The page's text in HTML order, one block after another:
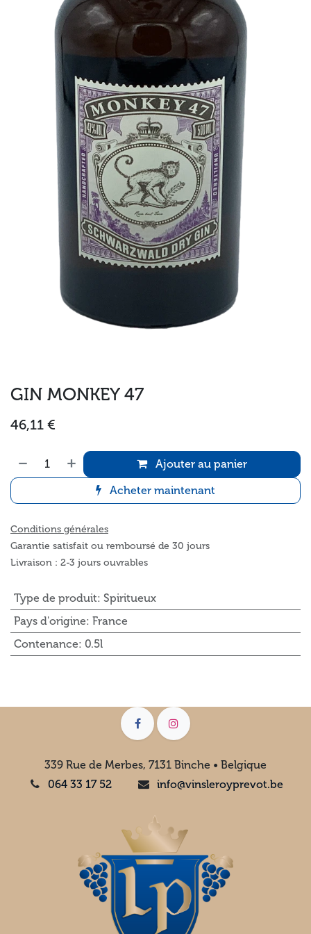
GIN MONKEY 47
46,11 €
Ajouter au panier
Acheter maintenant
Conditions générales
Garantie satisfait ou remboursé de 30 jours
Livraison : 2-3 jours ouvrables
Type de produit: Spiritueux
Pays d'origine: France
Contenance: 0.5l
339 Rue de Merbes, 7131 Binche • Belgique
064 33 17 52
info@vinsleroyprevot.be